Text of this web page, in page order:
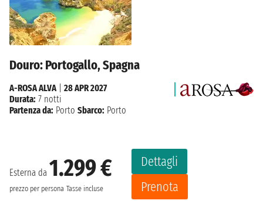
Douro: Portogallo, Spagna
Esterna da 1.299 €
prezzo per persona Tasse incluse
Dettagli
Prenota
A-ROSA ALVA| 28 APR 2027
Durata: 7 notti
Partenza da: Porto Sbarco: Porto